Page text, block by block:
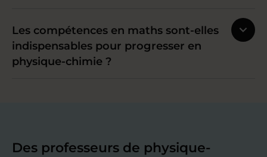
Les compétences en maths sont-elles
indispensables pour progresser en
physique-chimie ?
Des professeurs de physique-